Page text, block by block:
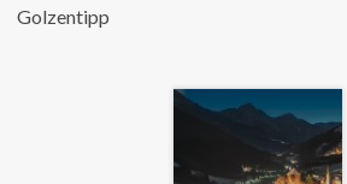
Golzentipp